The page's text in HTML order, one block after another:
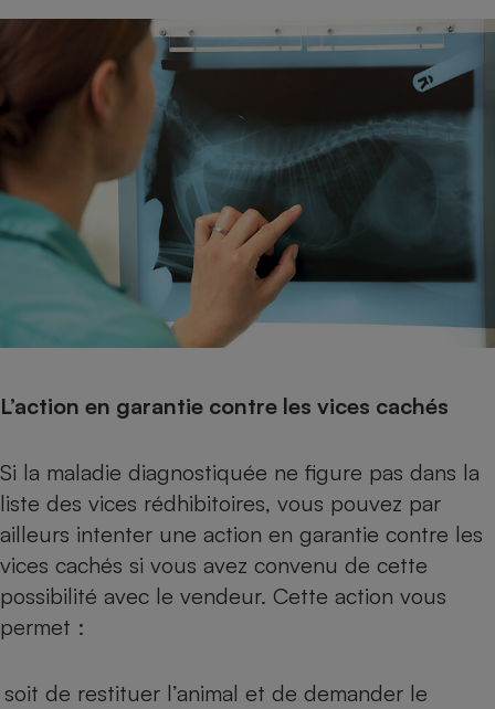
L’action en garantie contre les vices cachés
Si la maladie diagnostiquée ne figure pas dans la
liste des vices rédhibitoires, vous pouvez par
ailleurs intenter une action en garantie contre les
vices cachés si vous avez convenu de cette
possibilité avec le vendeur. Cette action vous
permet :
soit de restituer l’animal et de demander le